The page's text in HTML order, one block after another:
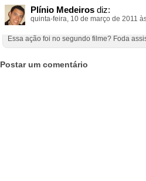
Plínio Medeiros diz:
quinta-feira, 10 de março de 2011
Essa ação foi no segundo filme? Foda
Postar um comentário